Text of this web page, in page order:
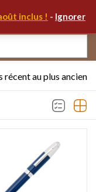
inclus ! - Ignorer
récent au plus ancien